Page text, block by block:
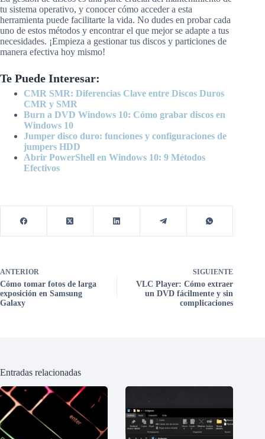
tu sistema operativo, y conocer cómo acceder a esta
herramienta puede facilitarte la vida. No dudes en probar cada
uno de estos métodos y encontrar el que mejor se adapte a tus
necesidades. ¡Empieza a gestionar tus discos y particiones de
manera efectiva hoy mismo!
Te Puede Interesar:
CMR SMR: Diferencias Clave entre Discos Duros
CMR y SMR
Burn a DVD Windows 10: Cómo grabar discos en
Windows 10
Jumper disco duro: funciones y configuraciones de
jumpers HDD
Abrir PowerShell en Windows 10: 9 Métodos
Efectivos
ANTERIOR
Cómo tomar fotos de larga
exposición en Samsung
Galaxy
SIGUIENTE
VLC Player: Cómo extraer
un DVD fácilmente y sin
complicaciones
Entradas relacionadas